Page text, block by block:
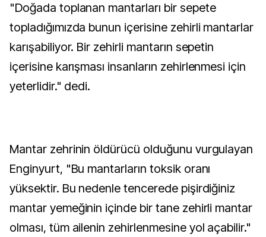
"Doğada toplanan mantarları bir sepete
topladığımızda bunun içerisine zehirli mantarlar
karışabiliyor. Bir zehirli mantarın sepetin
içerisine karışması insanların zehirlenmesi için
yeterlidir." dedi.
Mantar zehrinin öldürücü olduğunu vurgulayan
Enginyurt, "Bu mantarların toksik oranı
yüksektir. Bu nedenle tencerede pişirdiğiniz
mantar yemeğinin içinde bir tane zehirli mantar
olması, tüm ailenin zehirlenmesine yol açabilir."